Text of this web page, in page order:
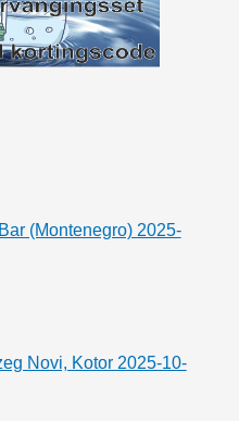
(Montenegro) 2025-
Novi, Kotor 2025-10-